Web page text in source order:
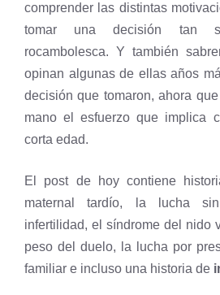
comprender las distintas
tomar una decisión tan
rocambolesca. Y también
opinan algunas de ellas años
decisión que tomaron, ahora
mano el esfuerzo que implica
corta edad.
El post de hoy contiene
maternal tardío, la lucha
infertilidad, el síndrome del nido
peso del duelo, la lucha por
familiar e incluso una historia de